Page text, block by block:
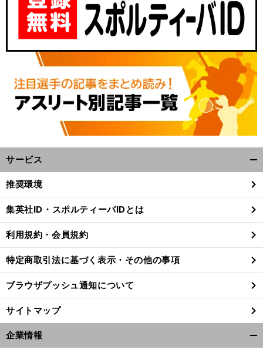
サービス
閉
る
推奨環境
集英社ID・スポルティーバIDとは
利用規約・会員規約
特定商取引法に基づく表示・その他の事項
ブラウザプッシュ通知について
サイトマップ
企業情報